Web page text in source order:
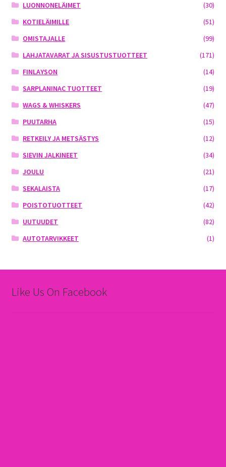
LUONNONELÄIMET
(30)
KOTIELÄIMILLE
(51)
OMISTAJALLE
(99)
LAHJATAVARAT JA SISUSTUSTUOTTEET
(171)
FINLAYSON
(14)
SARPLANINAC TUOTTEET
(19)
WAGS & WHISKERS
(47)
PUUTARHA
(15)
RETKEILY JA METSÄSTYS
(12)
SIEVIN JALKINEET
(34)
JOULU
(21)
SEKALAISTA
(17)
POISTOTUOTTEET
(42)
UUTUUDET
(82)
AUTOTARVIKKEET
(1)
Like Us On Facebook